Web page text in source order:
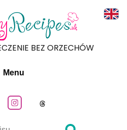
BEZ ORZECHÓW
Menu